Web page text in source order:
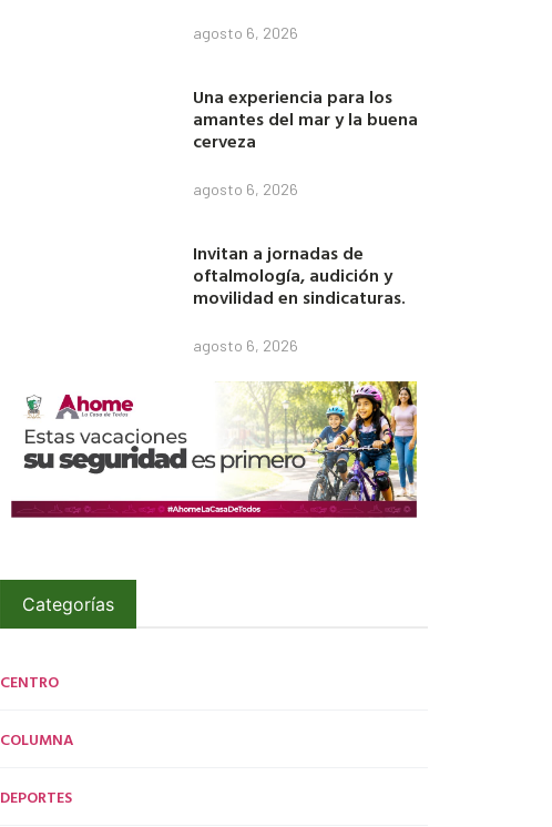
agosto 6, 2026
Una experiencia para los
amantes del mar y la buena
cerveza
agosto 6, 2026
Invitan a jornadas de
oftalmología, audición y
movilidad en sindicaturas.
agosto 6, 2026
Categorías
CENTRO
COLUMNA
DEPORTES